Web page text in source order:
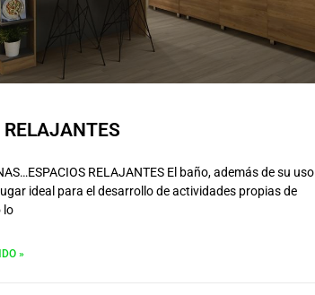
RELAJANTES
RELAJANTES El baño, además de su uso
ideal para el desarrollo de actividades propias de
lo
»